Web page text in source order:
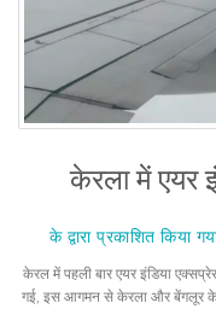
केरला में एयर
के द्वारा प्रकाशित किया
केरल में पहली बार एयर इंडिया
गई, इस आगमन से केरला और बेंगलूर के